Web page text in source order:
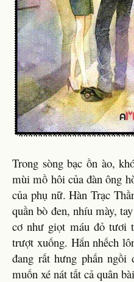
Trong sòng bạc ồn ào,
mùi mồ hôi của đàn ông
của phụ nữ. Hàn Trạc
quần bò đen, nhíu mày,
cơ như giọt máu đỏ tươi
trượt xuống. Hắn nhếch
đang rất hưng phấn
muốn xé nát tất cả quân